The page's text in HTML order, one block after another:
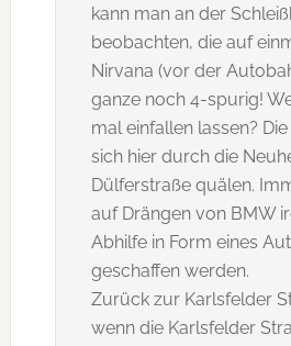
kann man an der
beobachten, die auf
Nirvana (vor der
ganze noch 4-spurig!
mal einfallen lassen?
sich hier durch die
Dülferstraße quälen.
auf Drängen von BMW
Abhilfe in Form eines
geschaffen werden.
Zurück zur Karlsfelder
wenn die Karlsfelder